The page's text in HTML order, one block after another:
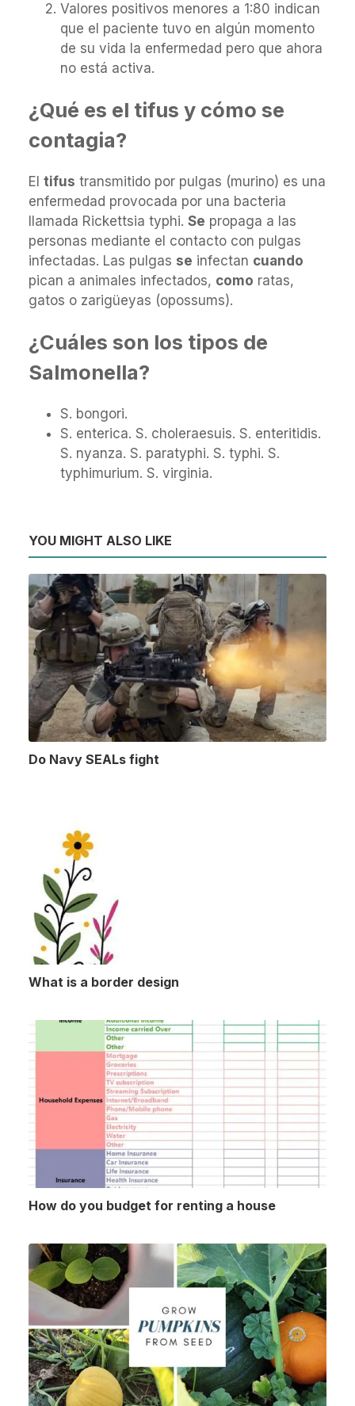
Valores positivos menores a 1:80 indican
que el paciente tuvo en algún momento
de su vida la enfermedad pero que ahora
no está activa.
¿Qué es el tifus y cómo se
contagia?
El tifus transmitido por pulgas (murino) es una
enfermedad provocada por una bacteria
llamada Rickettsia typhi. Se propaga a las
personas mediante el contacto con pulgas
infectadas. Las pulgas se infectan cuando
pican a animales infectados, como ratas,
gatos o zarigüeyas (opossums).
¿Cuáles son los tipos de
Salmonella?
S. bongori.
S. enterica. S. choleraesuis. S. enteritidis.
S. nyanza. S. paratyphi. S. typhi. S.
typhimurium. S. virginia.
YOU MIGHT ALSO LIKE
Do Navy SEALs fight
What is a border design
How do you budget for renting a house